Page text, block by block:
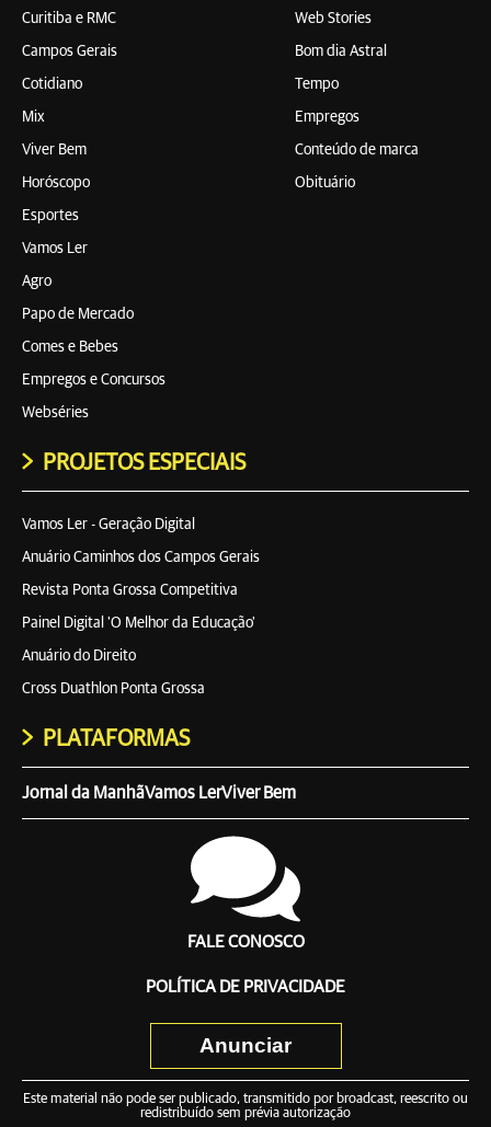
Curitiba e RMC
Campos Gerais
Cotidiano
Mix
Viver Bem
Horóscopo
Esportes
Vamos Ler
Agro
Papo de Mercado
Comes e Bebes
Empregos e Concursos
Webséries
Web Stories
Bom dia Astral
Tempo
Empregos
Conteúdo de marca
Obituário
PROJETOS ESPECIAIS
Vamos Ler - Geração Digital
Anuário Caminhos dos Campos Gerais
Revista Ponta Grossa Competitiva
Painel Digital 'O Melhor da Educação'
Anuário do Direito
Cross Duathlon Ponta Grossa
PLATAFORMAS
Jornal da ManhãVamos LerViver Bem
FALE CONOSCO
POLÍTICA DE PRIVACIDADE
Anunciar
Este material não pode ser publicado, transmitido por broadcast, reescrito ou
redistribuído sem prévia autorização